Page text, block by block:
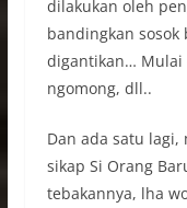
dilakukan oleh
bandingkan
digantikan… Mulai
ngomong, dll..
Dan ada satu lagi,
sikap Si Orang
tebakannya, lha